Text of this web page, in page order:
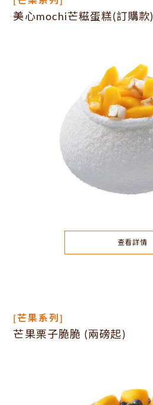
美心mochi芒糍蛋糕(訂購款)
查看詳情
[芒果系列]
芒果栗子脆脆 (兩磅起)